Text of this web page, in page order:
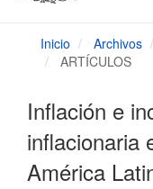
Inicio Archivos
ARTÍCULOS
Inflación e
inflacionaria
América